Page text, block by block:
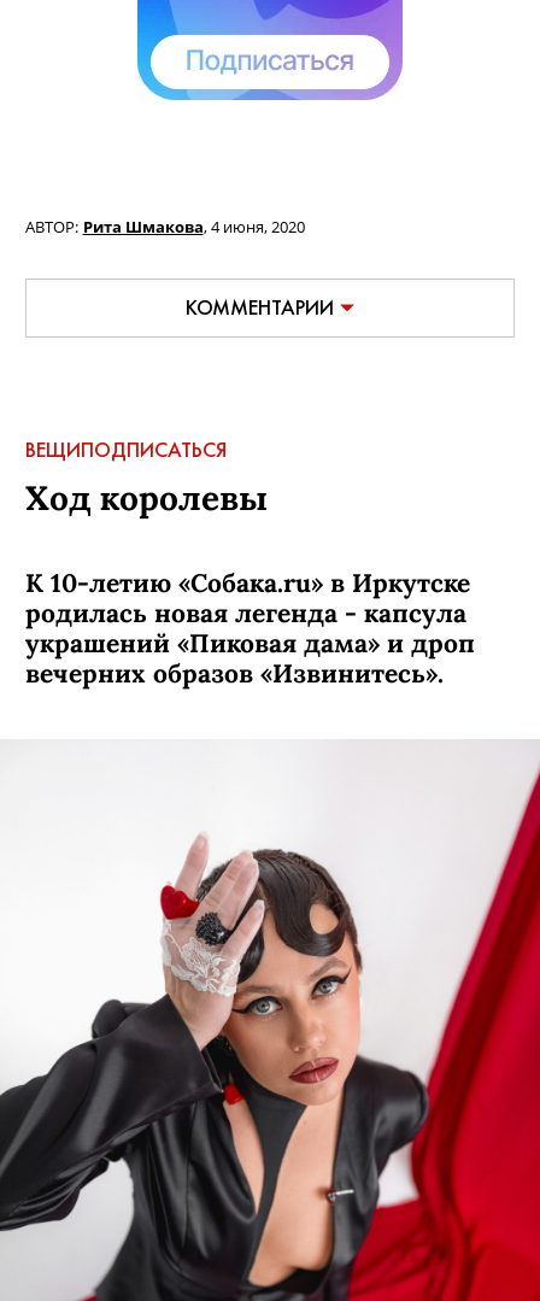
АВТОР: Рита Шмакова,4 июня, 2020
КОММЕНТАРИИ
ВЕЩИПОДПИСАТЬСЯ
Ход королевы
К 10-летию «Собака.ru» в Иркутске
родилась новая легенда - капсула
украшений «Пиковая дама» и дроп
вечерних образов «Извинитесь».